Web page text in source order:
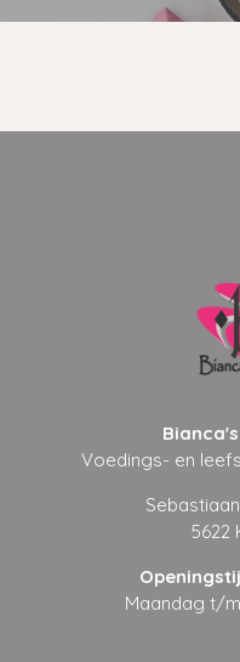
Voedings- en
5622
Maandag t/